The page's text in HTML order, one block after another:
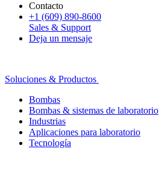
Contacto
+1 (609) 890-8600
Sales & Support
Deja un mensaje
Soluciones & Productos
Bombas
Bombas & sistemas de laboratorio
Industrias
Aplicaciones para laboratorio
Tecnología